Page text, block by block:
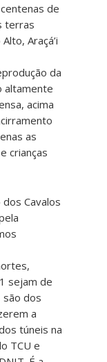
de
terras
Araçá’i
da
altamente
acima
as
crianças
Cavalos
sejam de
são dos
a
túneis na
TCU e